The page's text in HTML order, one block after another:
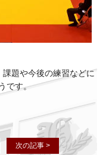
題や今後の練習などに
です。
次の記事 >